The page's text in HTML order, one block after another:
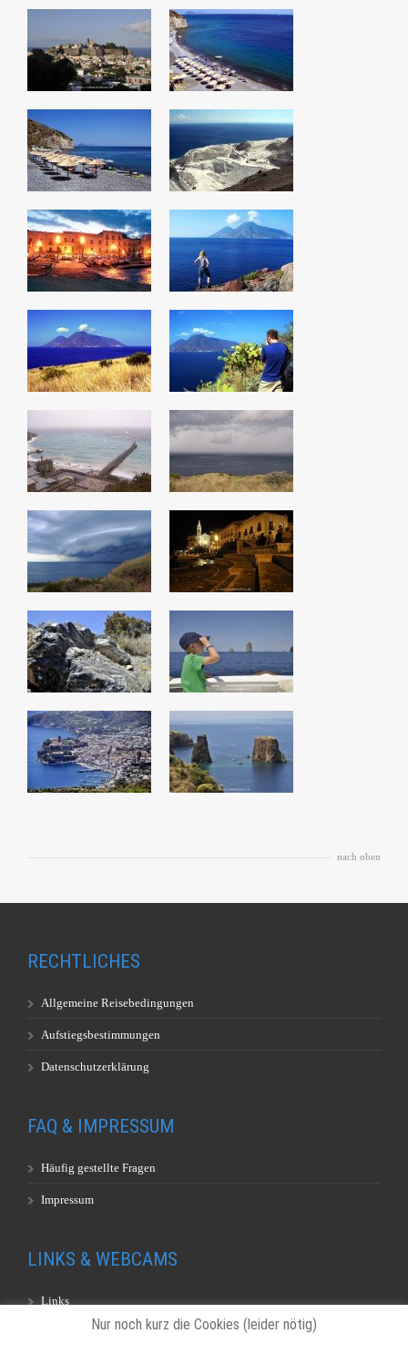
nach oben
RECHTLICHES
Allgemeine Reisebedingungen
Aufstiegsbestimmungen
Datenschutzerklärung
FAQ & IMPRESSUM
Häufig gestellte Fragen
Impressum
LINKS & WEBCAMS
Links
Nur noch kurz die Cookies (leider nötig)